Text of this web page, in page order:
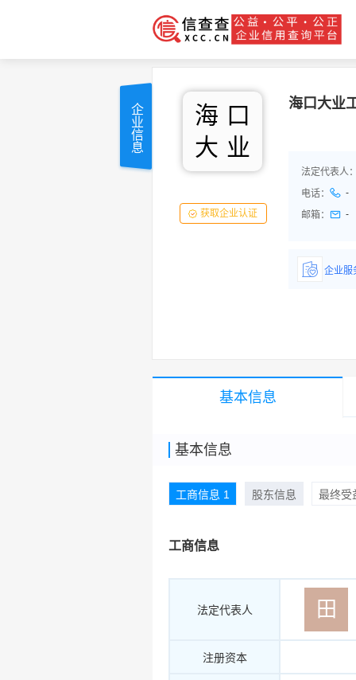
海 口
大 业
获取企业认证
海口大业
法定代表人
电话：
-
邮箱： -
企业服
企业信息
基本信息
基本信息
工商信息 1 股东信息 最终受
工商信息
法定代表人 田
注册资本